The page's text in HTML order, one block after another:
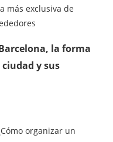
la forma
y sus